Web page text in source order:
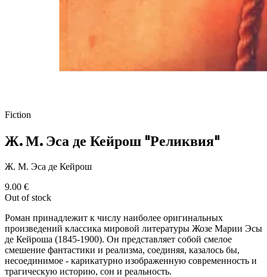
Fiction
Ж. М. Эса де Кейрош "Реликвия"
Ж. М. Эса де Кейрош
9.00 €
Out of stock
Роман принадлежит к числу наиболее оригинальных
произведений классика мировой литературы Жозе Марии Эсы
де Кейроша (1845-1900). Он представляет собой смелое
смешение фантастики и реализма, соединяя, казалось бы,
несоединимое - карикатурно изображенную современность и
трагическую историю, сон и реальность.